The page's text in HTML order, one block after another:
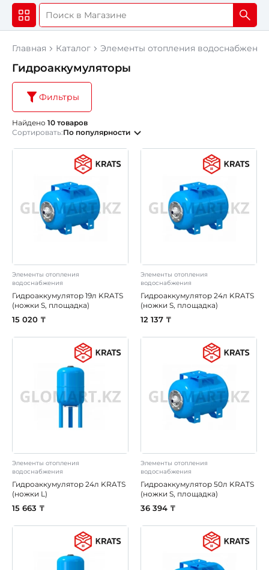
Главная Каталог Элементы отопления водоснабжения
Гидроаккумуляторы
Фильтры
Найдено 10 товаров
Сортировать:По популярности
Элементы отопления
водоснабжения
Гидроаккумулятор 19л KRATS
(ножки S, площадка)
15 020 ₸
Элементы отопления
водоснабжения
Гидроаккумулятор 24л KRATS
(ножки S, площадка)
12 137 ₸
Элементы отопления
водоснабжения
Гидроаккумулятор 24л KRATS
(ножки L)
15 663 ₸
Элементы отопления
водоснабжения
Гидроаккумулятор 50л KRATS
(ножки S, площадка)
36 394 ₸